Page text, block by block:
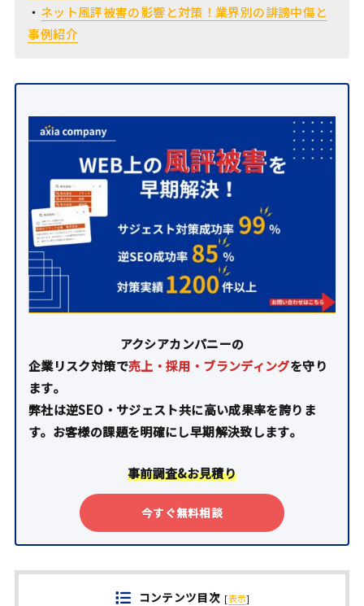
・ ネット風評被害の影響と対策！業界別の誹謗中傷と
事例紹介
アクシアカンパニーの
企業リスク対策で売上・採用・ブランディングを守り
ます。
弊社は逆SEO・サジェスト共に高い成果率を誇りま
す。お客様の課題を明確にし早期解決致します。
事前調査&お見積り
今すぐ無料相談
コンテンツ目次 [表示]